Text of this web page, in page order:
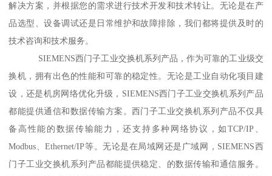
解决方案，并根据您的需求进行技术开发和技术转让。无论是在产
品选型、设备调试还是日常维护和故障排除，我们都将提供及时的
技术咨询和技术服务。
SIEMENS西门子工业交换机系列产品，作为可靠的工业级交
换机，拥有出色的性能和可靠的稳定性。无论是工业自动化项目建
设，还是机房网络优化升级，SIEMENS西门子工业交换机系列产品
都能提供通信和数据传输方案。西门子工业交换机系列产品不仅具
备高性能的数据传输能力，还支持多种网络协议，如TCP/IP、
Modbus、Ethernet/IP等。无论是在局域网还是广域网，SIEMENS西
门子工业交换机系列产品都能提供稳定、的数据传输和通信服务。